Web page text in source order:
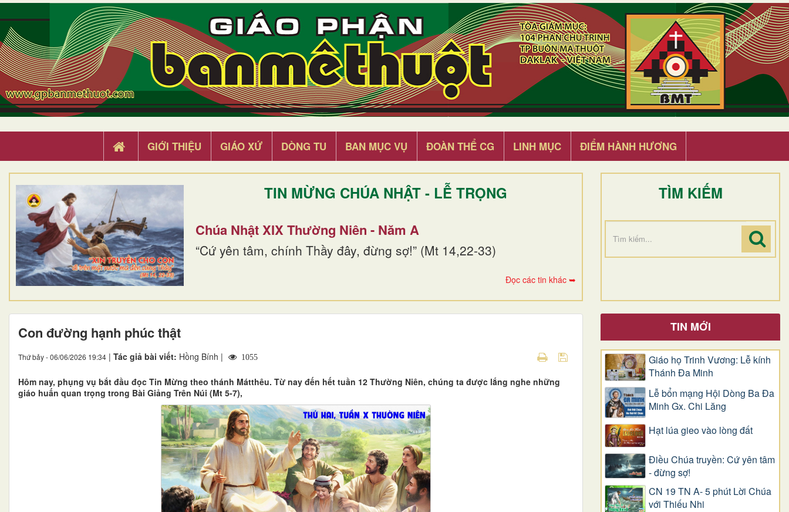
GIỚI THIỆU GIÁO XỨ DÒNG TU BAN MỤC VỤ ĐOÀN THỂ CG LINH MỤC ĐIỂM HÀNH HƯƠNG
TIN MỪNG CHÚA NHẬT - LỄ TRỌNG
Chúa Nhật XIX Thường Niên - Năm A
“Cứ yên tâm, chính Thầy đây, đừng sợ!” (Mt 14,22-33)
Đọc các tin khác ➥
TÌM KIẾM
Con đường hạnh phúc thật
Thứ bảy - 06/06/2026 19:34 | Tác giả bài viết: Hồng Bính | 1055
Hôm nay, phụng vụ bắt đầu đọc Tin Mừng theo thánh Mátthêu. Từ nay đến hết tuần 12 Thường Niên, chúng ta được lắng nghe những
giáo huấn quan trọng trong Bài Giảng Trên Núi (Mt 5-7),
TIN MỚI
Giáo họ Trinh Vương: Lễ kính
Thánh Đa Minh
Lễ bổn mạng Hội Dòng Ba Đa
Minh Gx. Chi Lăng
Hạt lúa gieo vào lòng đất
Điều Chúa truyền: Cứ yên tâm
- đừng sợ!
CN 19 TN A- 5 phút Lời Chúa
với Thiếu Nhi